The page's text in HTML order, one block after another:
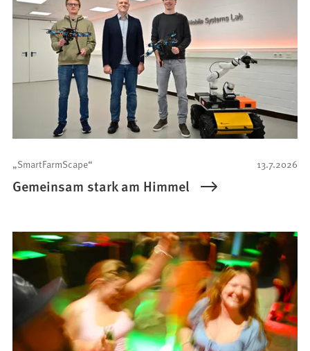
13.7.2026
„SmartFarmScape“
Gemeinsam stark am Himmel